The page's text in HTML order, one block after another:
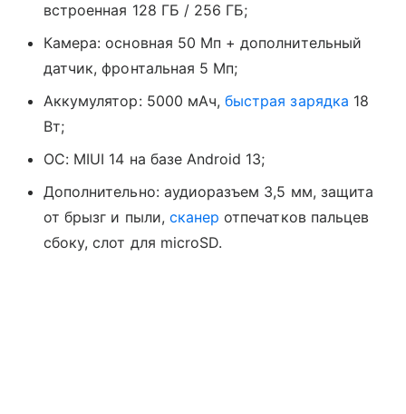
встроенная 128 ГБ / 256 ГБ;
Камера: основная 50 Мп + дополнительный
датчик, фронтальная 5 Мп;
Аккумулятор: 5000 мАч,быстрая зарядка 18
Вт;
ОС: MIUI 14 на базеAndroid 13;
Дополнительно: аудиоразъем 3,5 мм, защита
от брызг и пыли, сканер отпечатков пальцев
сбоку, слот для microSD.